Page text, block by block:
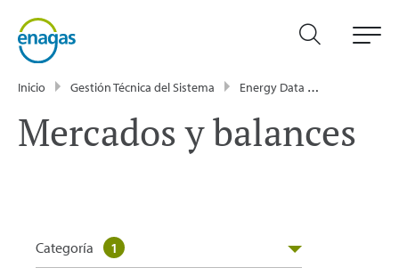
Inicio Gestión Técnica del Sistema Energy Data
Mercados y balances
Categoría 1